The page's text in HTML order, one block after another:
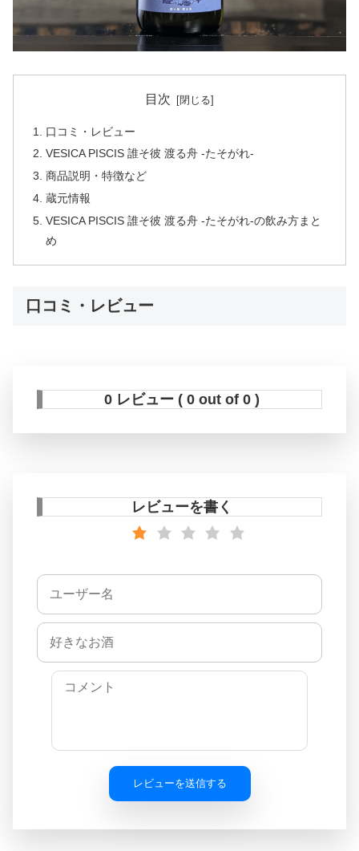
目次
口コミ・レビュー
VESICA PISCIS 誰そ彼 渡る舟 -たそがれ-
商品説明・特徴など
蔵元情報
VESICA PISCIS 誰そ彼 渡る舟 -たそがれ-の飲み方まと
め
口コミ・レビュー
0 レビュー ( 0 out of 0 )
レビューを書く
レビューを送信する